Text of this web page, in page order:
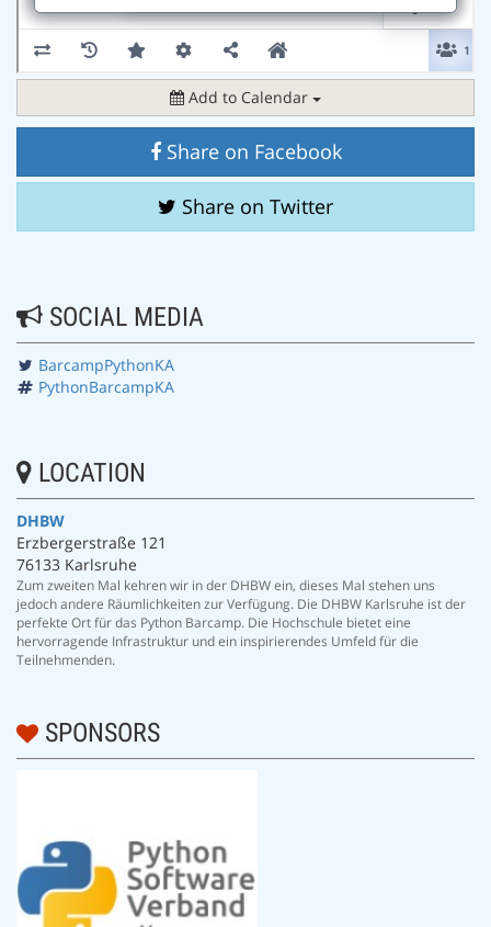
Add to Calendar
Share on Facebook
Share on Twitter
SOCIAL MEDIA
BarcampPythonKA
PythonBarcampKA
LOCATION
DHBW
Erzbergerstraße 121
76133 Karlsruhe
Zum zweiten Mal kehren wir in der DHBW ein, dieses Mal stehen uns
jedoch andere Räumlichkeiten zur Verfügung. Die DHBW Karlsruhe ist der
perfekte Ort für das Python Barcamp. Die Hochschule bietet eine
hervorragende Infrastruktur und ein inspirierendes Umfeld für die
Teilnehmenden.
SPONSORS